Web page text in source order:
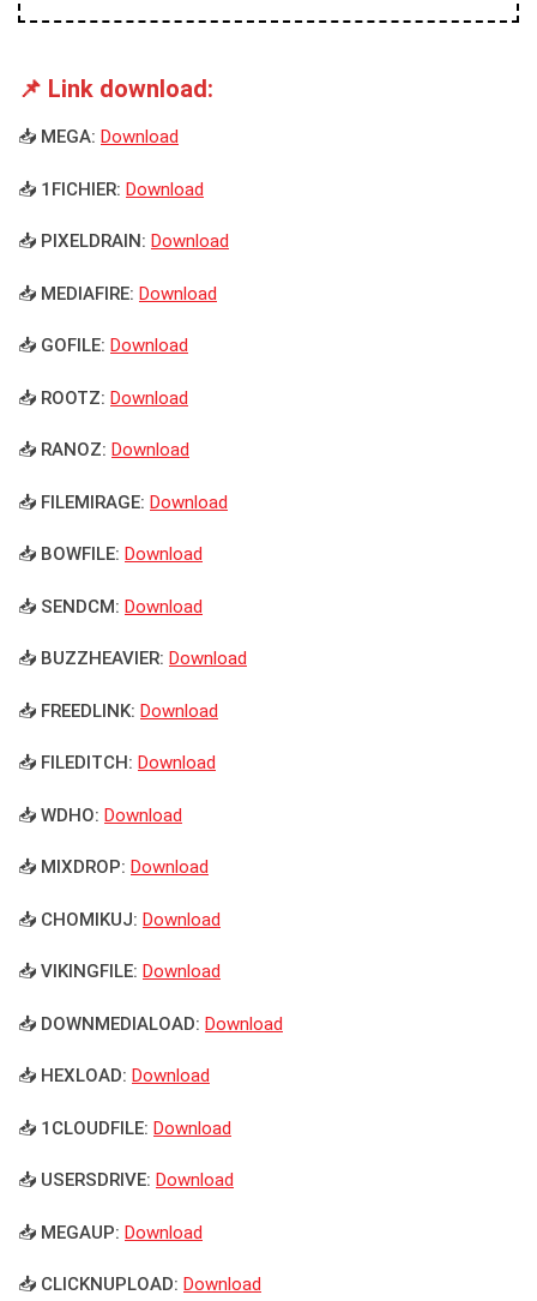
📌 Link download:
📥 MEGA: Download
📥 1FICHIER: Download
📥 PIXELDRAIN: Download
📥 MEDIAFIRE: Download
📥 GOFILE: Download
📥 ROOTZ: Download
📥 RANOZ: Download
📥 FILEMIRAGE: Download
📥 BOWFILE: Download
📥 SENDCM: Download
📥 BUZZHEAVIER: Download
📥 FREEDLINK: Download
📥 FILEDITCH: Download
📥 WDHO: Download
📥 MIXDROP: Download
📥 CHOMIKUJ: Download
📥 VIKINGFILE: Download
📥 DOWNMEDIALOAD: Download
📥 HEXLOAD: Download
📥 1CLOUDFILE: Download
📥 USERSDRIVE: Download
📥 MEGAUP: Download
📥 CLICKNUPLOAD: Download